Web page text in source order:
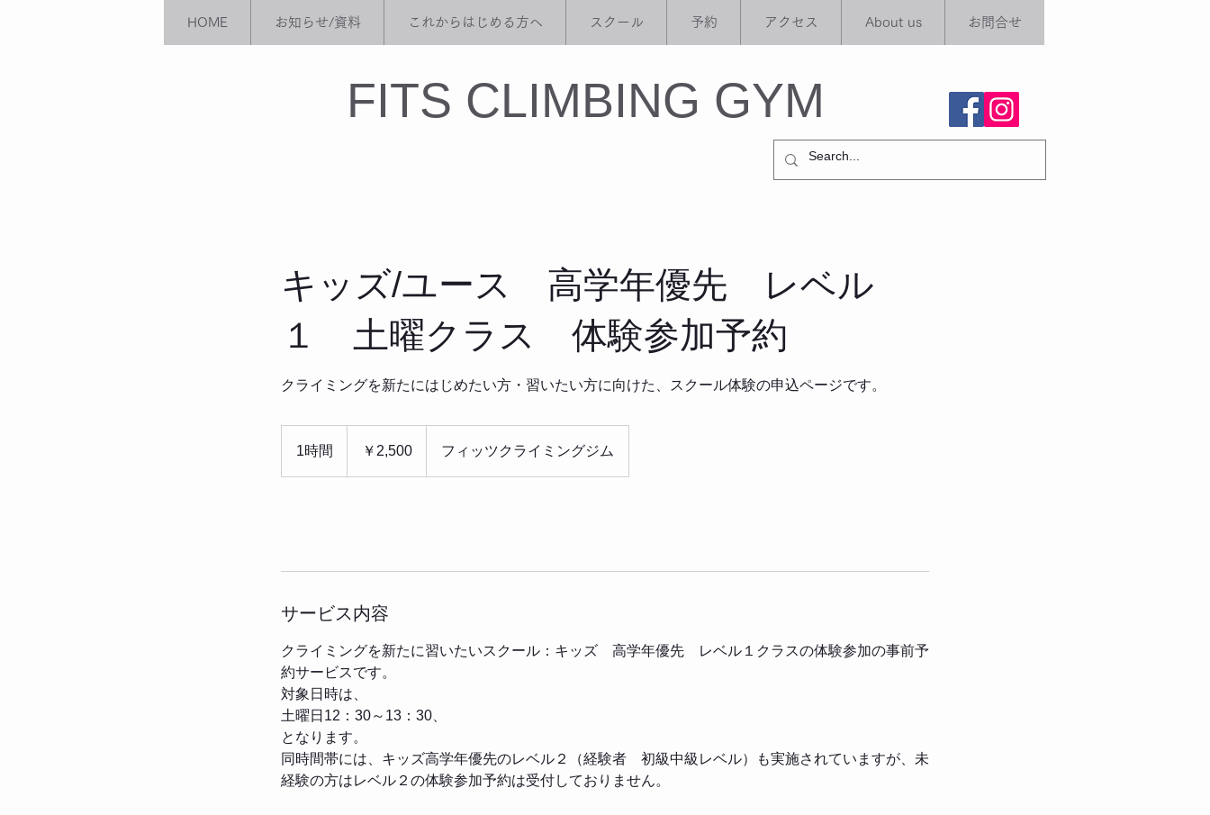
HOME お知らせ/資料 これからはじめる方へ スクール 予約 アクセス About us お問合せ
​FITS CLIMBING GYM
キッズ/ユース 高学年優先 レベル
１ 土曜クラス 体験参加予約
クライミングを新たにはじめたい方・習いたい方に向けた、スクール体験の申込ページです。
1時間 ￥2,500 フィッツクライミングジム
サービス内容
クライミングを新たに習いたいスクール：キッズ 高学年優先 レベル１クラスの体験参加の事前予
約サービスです。
対象日時は、
土曜日12：30～13：30、
となります。
同時間帯には、キッズ高学年優先のレベル２（経験者 初級中級レベル）も実施されていますが、未
経験の方はレベル２の体験参加予約は受付しておりません。